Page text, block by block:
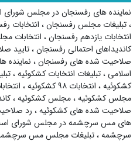
نماینده های رفسنجان در مجلس شورای
،تبلیغات مجلس رفسنجان، انتخابات
انتخابات یازدهم رفسنجان، انتخابات
کاندیداهای احتمالی رفسنجان،تایید
صلاحیت شده های رفسنجان،
اسلامی،تبلیغات انتخابات کشکوئیه،
کشکوئیه، انتخابات ۹۸ کشکوئیه ،
مجلس کشکوئیه،مجلس کشکوئیه،
صلاحیت شده های کشکوئیه، رد
های مس سرچشمه در مجلس شورای
سرچشمه،تبلیغات مجلس مس